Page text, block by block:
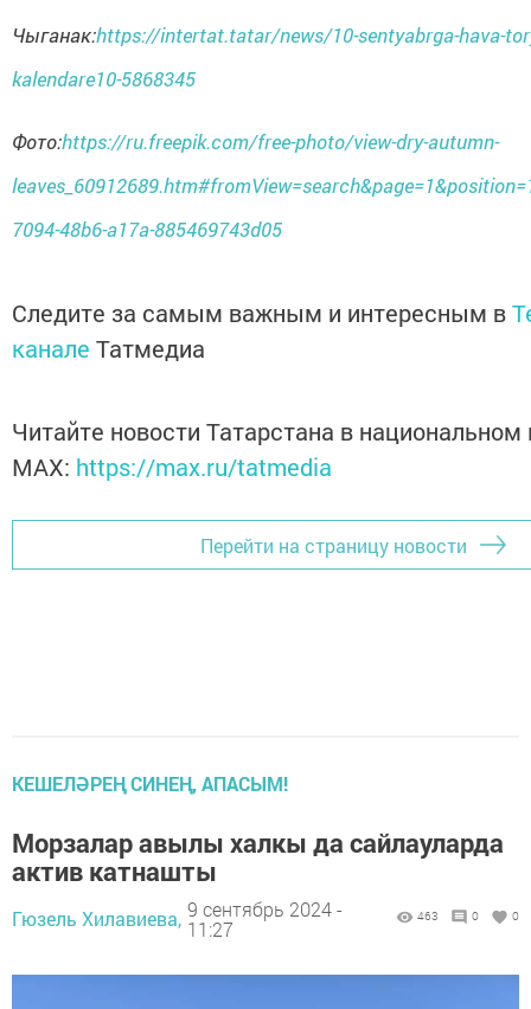
Чыганак:https://intertat.tatar/news/10-sentyabrga-hava-
kalendare10-5868345
Фото:https://ru.freepik.com/free-photo/view-dry-autumn-
7094-48b6-a17a-885469743d05
Следите за самым важным и интересным в
канале Татмедиа
Читайте новости Татарстана в
MАХ: https://max.ru/tatmedia
Перейти на страницу новости
КЕШЕЛӘРЕҢ СИНЕҢ, АПАСЫМ!
Морзалар авылы халкы да сайлауларда
актив катнашты
Гюзель Хилавиева, 9 сентябрь 2024 -
11:27
463 0 0